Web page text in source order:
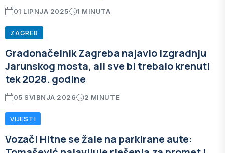
01 LIPNJA 2025 1 MINUTA
ZAGREB
Gradonačelnik Zagreba najavio izgradnju
Jarunskog mosta, ali sve bi trebalo krenuti
tek 2028. godine
05 SVIBNJA 2026 2 MINUTE
VIJESTI
Vozači Hitne se žale na parkirane aute: